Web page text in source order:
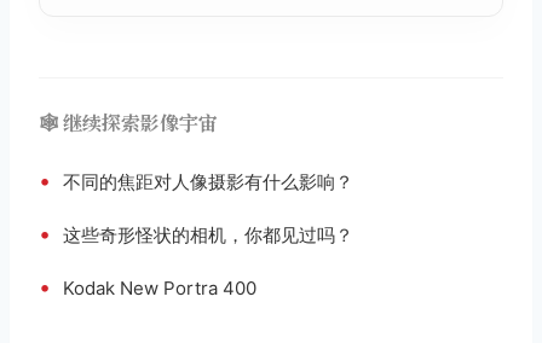
🕸️ 继续探索影像宇宙
• 不同的焦距对人像摄影有什么影响？
• 这些奇形怪状的相机，你都见过吗？
• Kodak New Portra 400